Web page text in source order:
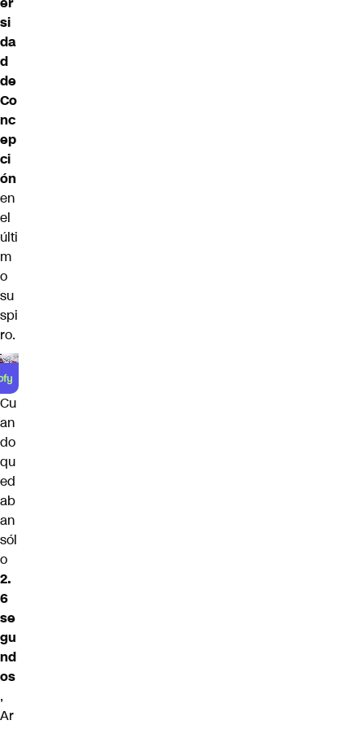
si
da
d
de
Co
nc
ep
ci
ón
en
el
últi
m
o
su
spi
ro.
Cu
an
do
qu
ed
ab
an
sól
o
2.
6
se
gu
nd
os
,
Ar